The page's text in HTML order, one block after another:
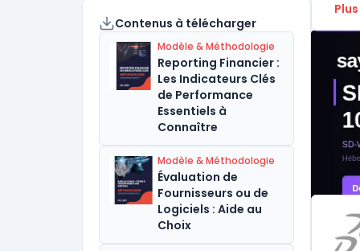
Contenus à télécharger
Modèle & Méthodologie
Reporting Financier :
Les Indicateurs Clés
de Performance
Essentiels à
Connaître
Modèle & Méthodologie
Évaluation de
Fournisseurs ou de
Logiciels : Aide au
Choix